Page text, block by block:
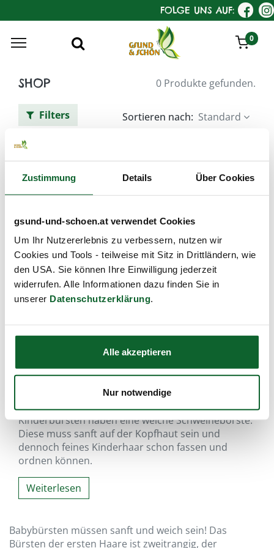
Zustimmung Details Über Cookies
gsund-und-schoen.at verwendet Cookies
Um Ihr Nutzererlebnis zu verbessern, nutzen wir
Cookies und Tools - teilweise mit Sitz in Drittländern, wie
den USA. Sie können Ihre Einwilligung jederzeit
widerrufen. Alle Informationen dazu finden Sie in
unserer Datenschutzerklärung.
Alle akzeptieren
Nur notwendige
FOLGE UNS AUF:
0
SHOP 0 Produkte gefunden.
Filters Sortieren nach: Standard
KostKamm Baby- und
Kinderbürsten
besonders sanft und weich…
Kinderbürsten haben eine weiche Schweineborste.
Diese muss sanft auf der Kopfhaut sein und
dennoch feines Kinderhaar schon fassen und
ordnen können.
Weiterlesen
Babybürsten müssen sanft und weich sein! Das
Bürsten der ersten Haare ist zweitrangig, der